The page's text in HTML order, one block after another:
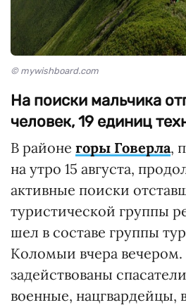
© mywishboard.com
На поиски мальчика
человек, 19 единиц
В районе горы Говерла,
на утро 15 августа,
активные поиски
туристической группы
шел в составе группы
Коломыи вчера вечером.
задействованы
военные, нацгвардейцы,